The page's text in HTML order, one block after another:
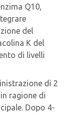
Q10,
del
K del
di livelli
di 2
ragione di
Dopo 4-